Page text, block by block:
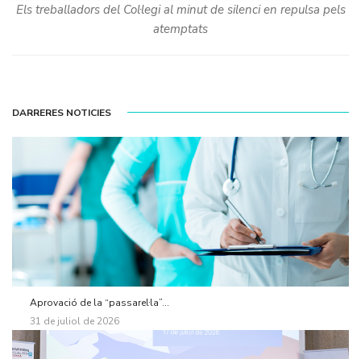
Els treballadors del Col·legi al minut de silenci en repulsa pels
atemptats
DARRERES NOTICIES
Aprovació de la “passarel·la”...
31 de juliol de 2026